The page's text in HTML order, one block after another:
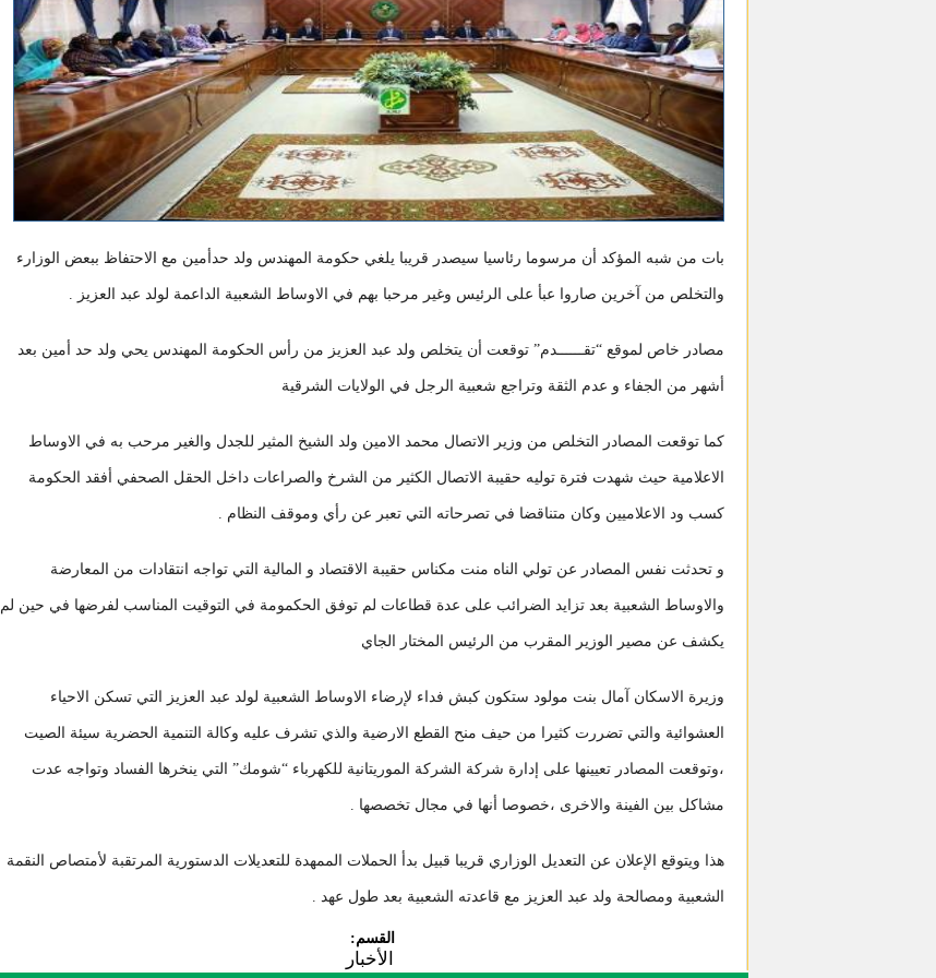
بات من شبه المؤكد أن مرسوما رئاسيا سيصدر قريبا يلغي حكومة المهندس ولد حدأمين مع الاحتفاظ ببعض الوزارء
والتخلص من آخرين صاروا عبأ على الرئيس وغير مرحبا بهم في الاوساط الشعبية الداعمة لولد عبد العزيز .
مصادر خاص لموقع “تقــــــدم” توقعت أن يتخلص ولد عبد العزيز من رأس الحكومة المهندس يحي ولد حد أمين بعد
أشهر من الجفاء و عدم الثقة وتراجع شعبية الرجل في الولايات الشرقية
كما توقعت المصادر التخلص من وزير الاتصال محمد الامين ولد الشيخ المثير للجدل والغير مرحب به في الاوساط
الاعلامية حيث شهدت فترة توليه حقيبة الاتصال الكثير من الشرخ والصراعات داخل الحقل الصحفي أفقد الحكومة
كسب ود الاعلاميين وكان متناقضا في تصرحاته التي تعبر عن رأي وموقف النظام .
و تحدثت نفس المصادر عن تولي الناه منت مكناس حقيبة الاقتصاد و المالية التي تواجه انتقادات من المعارضة
والاوساط الشعبية بعد تزايد الضرائب على عدة قطاعات لم توفق الحكمومة في التوقيت المناسب لفرضها في حين لم
يكشف عن مصير الوزير المقرب من الرئيس المختار الجاي
وزيرة الاسكان آمال بنت مولود ستكون كبش فداء لإرضاء الاوساط الشعبية لولد عبد العزيز التي تسكن الاحياء
العشوائية والتي تضررت كثيرا من حيف منح القطع الارضية والذي تشرف عليه وكالة التنمية الحضرية سيئة الصيت
،وتوقعت المصادر تعيينها على إدارة شركة الشركة الموريتانية للكهرباء “شومك” التي ينخرها الفساد وتواجه عدت
مشاكل بين الفينة والاخرى ،خصوصا أنها في مجال تخصصها .
هذا ويتوقع الإعلان عن التعديل الوزاري قريبا قبيل بدأ الحملات الممهدة للتعديلات الدستورية المرتقبة لأمتصاص النقمة
الشعبية ومصالحة ولد عبد العزيز مع قاعدته الشعبية بعد طول عهد .
القسم:
الأخبار